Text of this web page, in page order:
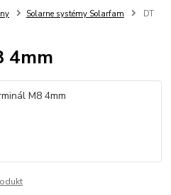
Solarne systémy Solarfam
DT
4mm